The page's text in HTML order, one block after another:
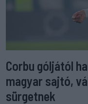
Corbu góljától
magyar sajtó,
sürgetnek